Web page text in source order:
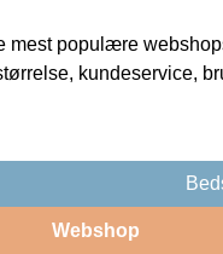
mest populære
kundeservice,
Webshop